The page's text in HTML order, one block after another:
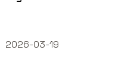
2026-03-19